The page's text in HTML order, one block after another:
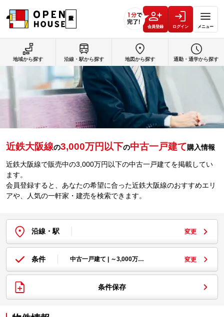
会員登録 ログイン メニュー
近鉄大阪線の3,000万円以下の中古一戸建て購入情報
近鉄大阪線で販売中の3,000万円以下の中古一戸建てを掲載してい
ます。
会員登録すると、あなたの希望に合った近鉄大阪線のおすすめエリ
アや、人気の一軒家・建売を検索できます。
沿線・駅 変更
条件 中古一戸建て | ～3,000万… 変更
条件保存
地域から探す 沿線・駅から探す 地図から探す 通勤・通学から探す